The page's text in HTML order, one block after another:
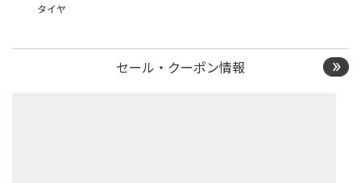
タイヤ
セール・クーポン情報